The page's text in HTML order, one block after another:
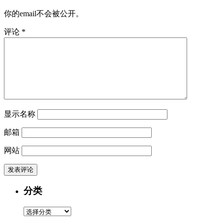
你的email不会被公开。
评论 *
显示名称
邮箱
网站
分类
分